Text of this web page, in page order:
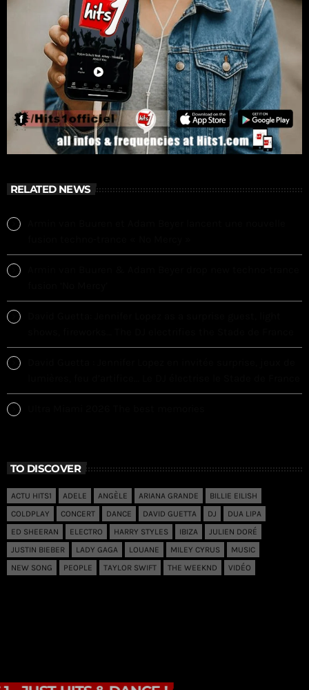
RELATED NEWS
TO DISCOVER
ACTU HITS1 ADELE ANGÈLE ARIANA GRANDE
BILLIE EILISH
COLDPLAY
CONCERT DANCE DAVID GUETTA DJ
DUA LIPA
ED SHEERAN
ELECTRO HARRY STYLES IBIZA
JULIEN DORÉ
JUSTIN BIEBER
LADY GAGA LOUANE MILEY CYRUS
MUSIC
NEW SONG
PEOPLE TAYLOR SWIFT THE WEEKND VIDÉO